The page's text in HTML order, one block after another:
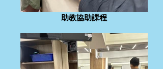
助教協助課程